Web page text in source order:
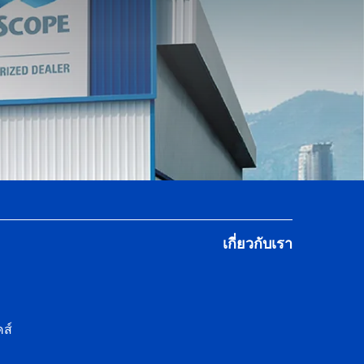
เกี่ยวกับเรา
ส์